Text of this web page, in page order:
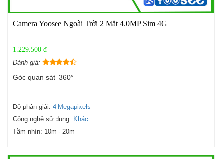
Camera Yoosee Ngoài Trời 2 Mắt 4.0MP Sim 4G
1.229.500 đ
Đánh giá:
Góc quan sát: 360°
Độ phân giải: 4 Megapixels
Công nghệ sử dụng: Khác
Tầm nhìn: 10m - 20m